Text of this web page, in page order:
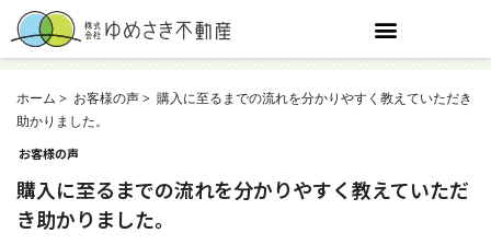
ホーム お客様の声
購入に至るまでの流れを分かりやすく教えていただき
助かりました。
お客様の声
購入に至るまでの流れを分かりやすく教えていただ
き助かりました。